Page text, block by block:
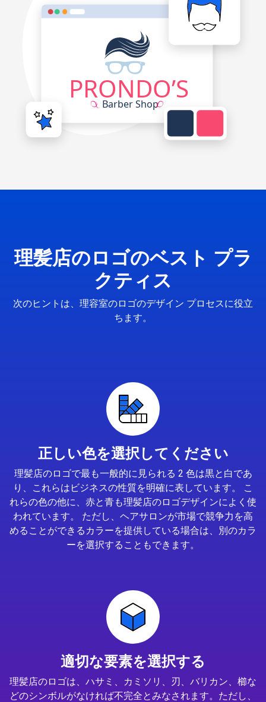
理髪店のロゴのベスト プラ
クティス
次のヒントは、理容室のロゴのデザイン プロセスに役立
ちます。
正しい色を選択してください
理髪店のロゴで最も一般的に見られる 2 色は黒と白であ
り、これらはビジネスの性質を明確に表しています。 こ
れらの色の他に、赤と青も理髪店のロゴデザインによく使
われています。 ただし、ヘアサロンが市場で競争力を高
めることができるカラーを提供している場合は、別のカラ
ーを選択することもできます。
適切な要素を選択する
理髪店のロゴは、ハサミ、カミソリ、刃、バリカン、櫛な
どのシンボルがなければ不完全とみなされます。ただし、